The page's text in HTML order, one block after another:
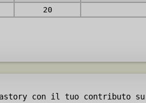
20
con il tuo contributo su